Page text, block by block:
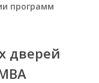
программ
дверей